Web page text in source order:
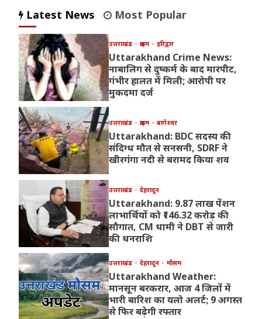
Latest News Most Popular
उत्तराखंड क्राइम हरिद्वार
Uttarakhand Crime News:
नाबालिग से दुष्कर्म के बाद मारपीट,
गंभीर हालत में मिली; आरोपी पर
मुकदमा दर्ज
उत्तराखंड क्राइम बागेश्वर
Uttarakhand: BDC सदस्य की
संदिग्ध मौत से सनसनी, SDRF ने
खीरगंगा नदी से बरामद किया शव
उत्तराखंड देहरादून
Uttarakhand: 9.87 लाख पेंशन
लाभार्थियों को ₹146.32 करोड़ की
सौगात, CM धामी ने DBT से जारी
की धनराशि
उत्तराखंड देहरादून मौसम
Uttarakhand Weather:
मानसून बरकरार, आज 4 जिलों में
भारी बारिश का यलो अलर्ट; 9 अगस्त
से फिर बढ़ेगी रफ्तार